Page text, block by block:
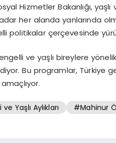
Hizmetler Bakanlığı,
her alanda yanlarında
politikalar çerçevesinde
engelli ve yaşlı bireylere
Bu programlar, Türkiye
Yaşlı Aylıkları #Mahinur